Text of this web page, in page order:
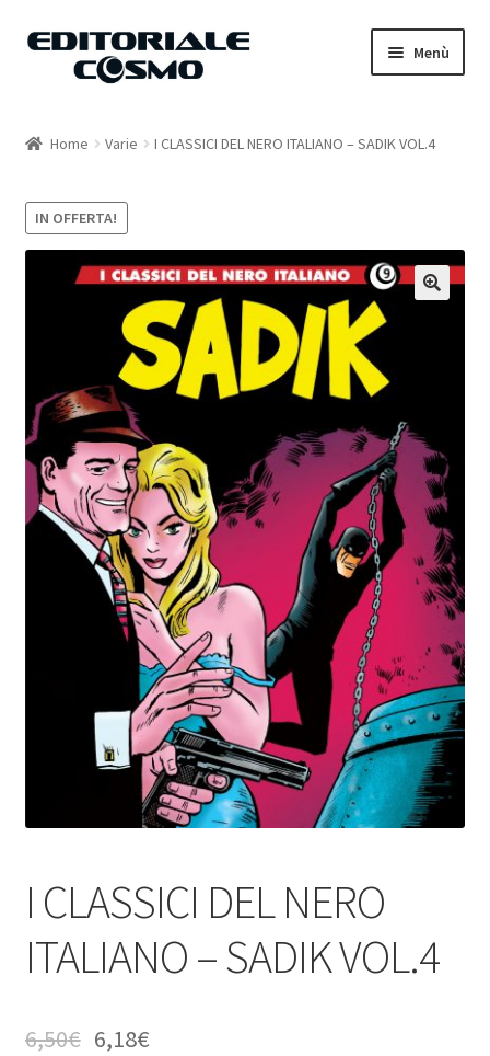
Vai
Vai
Menù
Carrello
Il mio account
Home Varie I CLASSICI DEL NERO ITALIANO – SADIK VOL.4
IN OFFERTA!
I CLASSICI DEL NERO
ITALIANO – SADIK VOL.4
6,50€ 6,18€